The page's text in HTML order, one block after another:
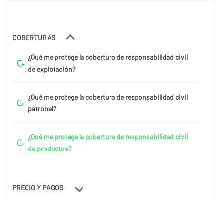
COBERTURAS
¿Qué me protege la cobertura de responsabilidad civil
de explotación?
¿Qué me protege la cobertura de responsabilidad civil
patronal?
¿Qué me protege la cobertura de responsabilidad civil
de productos?
PRECIO Y PAGOS